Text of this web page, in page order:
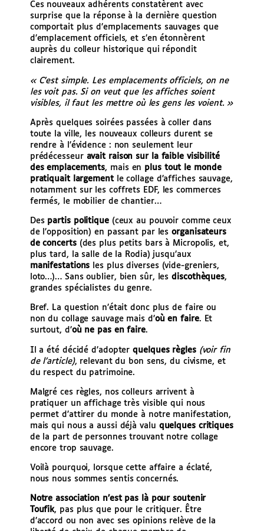
Ces nouveaux adhérents constatèrent avec
surprise que la réponse à la dernière question
comportait plus d’emplacements sauvages que
d’emplacement officiels, et s’en étonnèrent
auprès du colleur historique qui répondit
clairement.
« C’est simple. Les emplacements officiels, on ne
les voit pas. Si on veut que les affiches soient
visibles, il faut les mettre où les gens les voient. »
Après quelques soirées passées à coller dans
toute la ville, les nouveaux colleurs durent se
rendre à l’évidence : non seulement leur
prédécesseur avait raison sur la faible visibilité
des emplacements, mais en plus tout le monde
pratiquait largementle collage d’affiches sauvage,
notamment sur les coffrets EDF, les commerces
fermés, le mobilier de chantier…
Des partis politique(ceux au pouvoir comme ceux
de l’opposition) en passant par lesorganisateurs
de concerts(des plus petits bars à Micropolis, et,
plus tard, la salle de la Rodia) jusqu’aux
manifestations les plus diverses (vide-greniers,
loto…)… Sans oublier, bien sûr, lesdiscothèques,
grandes spécialistes du genre.
Bref. La question n’était donc plus de faire ou
non du collage sauvage mais d’où en faire. Et
surtout, d’où ne pas en faire.
Il a été décidé d’adopterquelques règles(voir fin
de l’article), relevant du bon sens, du civisme, et
du respect du patrimoine.
Malgré ces règles, nos colleurs arrivent à
pratiquer un affichage très visible qui nous
permet d’attirer du monde à notre manifestation,
mais qui nous a aussi déjà valu quelques critiques
de la part de personnes trouvant notre collage
encore trop sauvage.
Voilà pourquoi, lorsque cette affaire a éclaté,
nous nous sommes sentis concernés.
Notre association n’est pas là pour soutenir
Toufik, pas plus que pour le critiquer. Être
d’accord ou non avec ses opinions relève de la